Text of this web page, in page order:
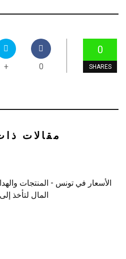
0
SHARES
0
+
مقالات
الأسعار في تونس - المنتجات
المال لتأخذ